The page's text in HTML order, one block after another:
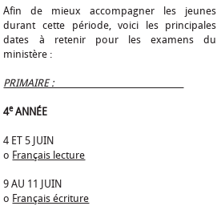
Afin de mieux accompagner les jeunes
durant cette période, voici les principales
dates à retenir pour les examens du
ministère :
PRIMAIRE :
4eANNÉE
4 ET 5 JUIN
o Français lecture
9 AU 11 JUIN
o Français écriture